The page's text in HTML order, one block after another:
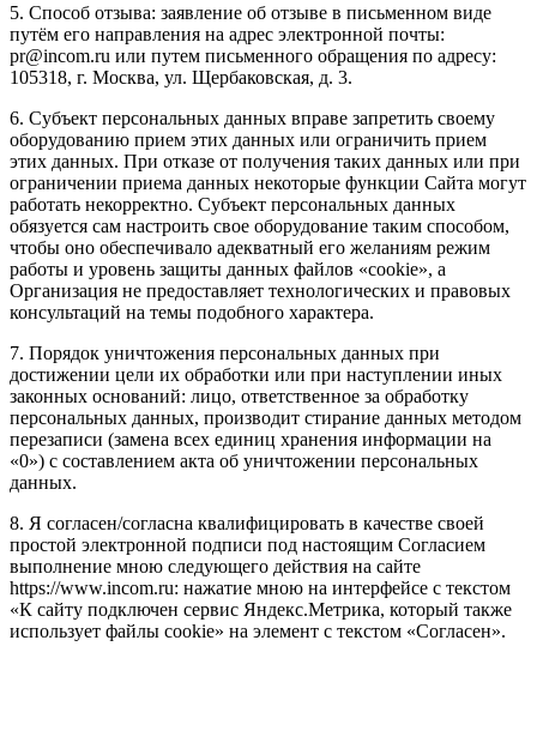
5. Способ отзыва: заявление об отзыве в письменном виде
путём его направления на адрес электронной почты:
pr@incom.ru или путем письменного обращения по адресу:
105318, г. Москва, ул. Щербаковская, д. 3.
6. Субъект персональных данных вправе запретить своему
оборудованию прием этих данных или ограничить прием
этих данных. При отказе от получения таких данных или при
ограничении приема данных некоторые функции Сайта могут
работать некорректно. Субъект персональных данных
обязуется сам настроить свое оборудование таким способом,
чтобы оно обеспечивало адекватный его желаниям режим
работы и уровень защиты данных файлов «cookie», а
Организация не предоставляет технологических и правовых
консультаций на темы подобного характера.
7. Порядок уничтожения персональных данных при
достижении цели их обработки или при наступлении иных
законных оснований: лицо, ответственное за обработку
персональных данных, производит стирание данных методом
перезаписи (замена всех единиц хранения информации на
«0») с составлением акта об уничтожении персональных
данных.
8. Я согласен/согласна квалифицировать в качестве своей
простой электронной подписи под настоящим Согласием
выполнение мною следующего действия на сайте
https://www.incom.ru: нажатие мною на интерфейсе с текстом
«К сайту подключен сервис Яндекс.Метрика, который также
использует файлы cookie» на элемент с текстом «Согласен».